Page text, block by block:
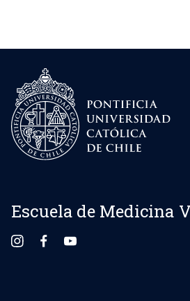
Escuela de Medicina